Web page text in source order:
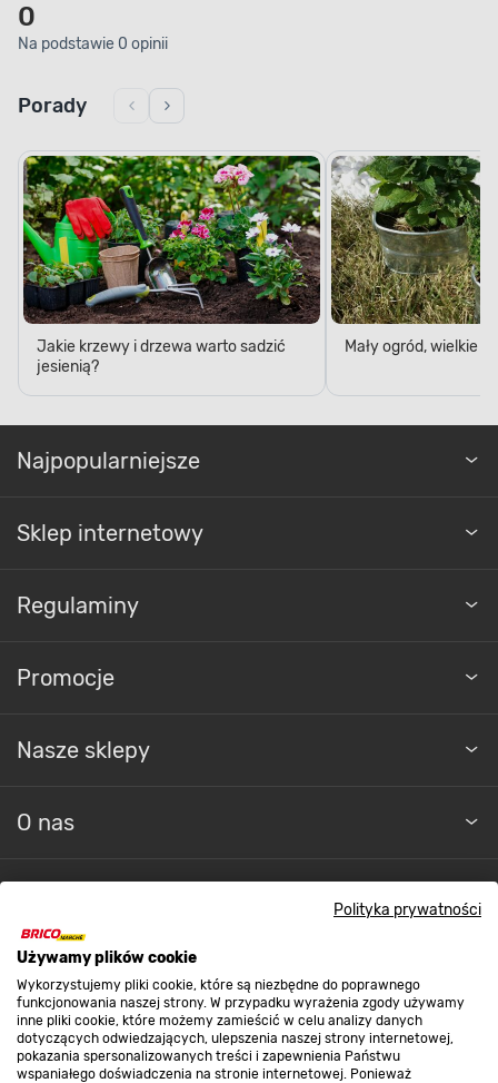
Polityka prywatności
Używamy plików cookie
Wykorzystujemy pliki cookie, które są niezbędne do poprawnego
funkcjonowania naszej strony. W przypadku wyrażenia zgody używamy
inne pliki cookie, które możemy zamieścić w celu analizy danych
dotyczących odwiedzających, ulepszenia naszej strony internetowej,
pokazania spersonalizowanych treści i zapewnienia Państwu
wspaniałego doświadczenia na stronie internetowej. Ponieważ
0
Na podstawie 0 opinii
Porady
Jakie krzewy i drzewa warto sadzić
jesienią?
Mały ogród, wielkie
Najpopularniejsze
Sklep internetowy
Regulaminy
Promocje
Nasze sklepy
O nas
Strefa biznesu
Dołącz do nas